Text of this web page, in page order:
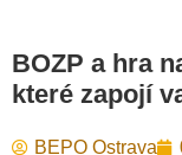
BOZP a hra
které zapojí
BEPO Ostrava